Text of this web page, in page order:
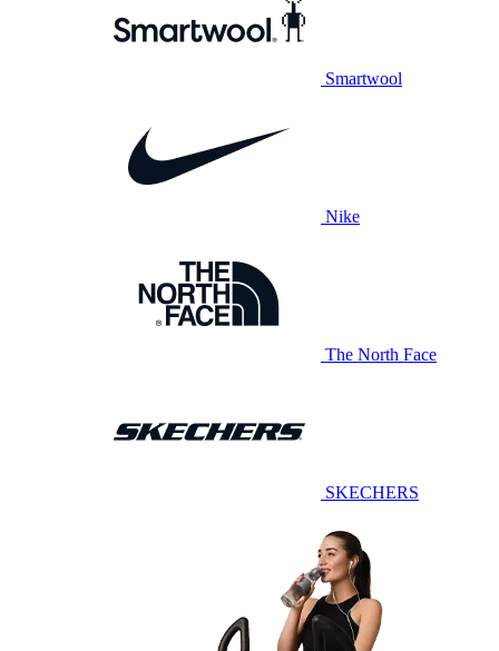
Smartwool
Nike
The North Face
SKECHERS